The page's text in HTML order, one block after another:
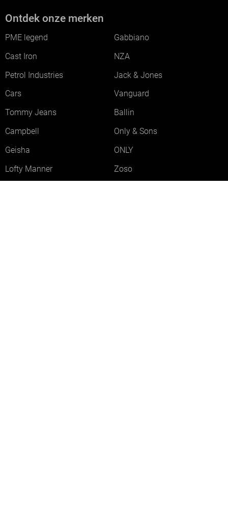
Ontdek onze merken
PME legend
Gabbiano
Cast Iron
NZA
Petrol Industries
Jack & Jones
Cars
Vanguard
Tommy Jeans
Ballin
Campbell
Only & Sons
Geisha
ONLY
Lofty Manner
Zoso